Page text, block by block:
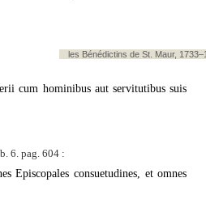
les Bénédictins de St. Maur,
cum hominibus aut servitutibus suis
6. pag. 604 :
Episcopales consuetudines, et omnes